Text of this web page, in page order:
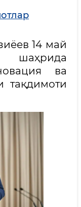
14 май
ва
тақдимоти